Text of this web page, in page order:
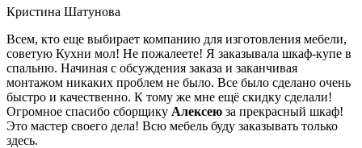
Кристина Шатунова
Всем, кто еще выбирает компанию для изготовления мебели,
советую Кухни мол! Не пожалеете! Я заказывала шкаф-купе в
спальню. Начиная с обсуждения заказа и заканчивая
монтажом никаких проблем не было. Все было сделано очень
быстро и качественно. К тому же мне ещё скидку сделали!
Огромное спасибо сборщику Алексею за прекрасный шкаф!
Это мастер своего дела! Всю мебель буду заказывать только
здесь.